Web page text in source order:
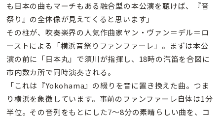
も日本の曲もマーチもある融合型の本公演を聴けば、『音
祭り』の全体像が見えてくると思います」
その柱が、吹奏楽界の人気作曲家ヤン・ヴァン＝デル＝ロ
ーストによる「横浜音祭りファンファーレ」。まずは本公
演の前に「日本丸」で須川が指揮し、18時の汽笛を合図に
市内数カ所で同時演奏される。
「これは『Yokohama』の綴りを音に置き換えた曲。つま
り横浜を象徴しています。事前のファンファーレ自体は1分
半位。その音列をもとにした7〜8分の素晴らしい曲を、コ